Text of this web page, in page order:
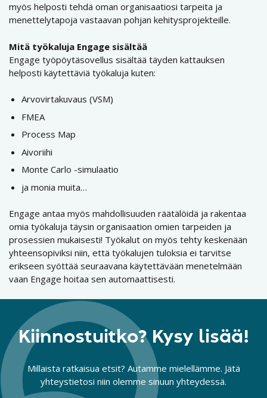
myös helposti tehdä oman organisaatiosi tarpeita ja
menettelytapoja vastaavan pohjan kehitysprojekteille.
Mitä työkaluja Engage sisältää
Engage työpöytäsovellus sisältää täyden kattauksen
helposti käytettäviä työkaluja kuten:
Arvovirtakuvaus (VSM)
FMEA
Process Map
Aivoriihi
Monte Carlo -simulaatio
ja monia muita…
Engage antaa myös mahdollisuuden räätälöidä ja rakentaa
omia työkaluja täysin organisaation omien tarpeiden ja
prosessien mukaisesti! Työkalut on myös tehty keskenään
yhteensopiviksi niin, että työkalujen tuloksia ei tarvitse
erikseen syöttää seuraavana käytettävään menetelmään
vaan Engage hoitaa sen automaattisesti.
Kiinnostuitko? Kysy lisää!
Millaista ratkaisua etsit? Autamme mielellämme. Jätä
yhteystietosi niin olemme sinuun yhteydessä.